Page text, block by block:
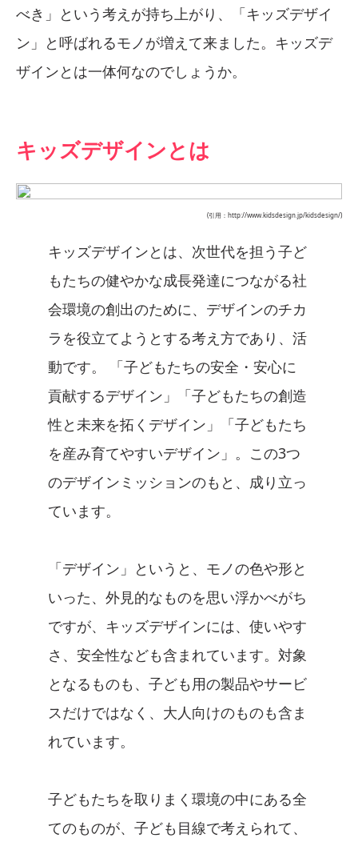
べき」という考えが持ち上がり、「キッズデザイ
ン」と呼ばれるモノが増えて来ました。キッズデ
ザインとは一体何なのでしょうか。
キッズデザインとは
(引用：http://www.kidsdesign.jp/kidsdesign/)
キッズデザインとは、次世代を担う子ど
もたちの健やかな成長発達につながる社
会環境の創出のために、デザインのチカ
ラを役立てようとする考え方であり、活
動です。 「子どもたちの安全・安心に
貢献するデザイン」「子どもたちの創造
性と未来を拓くデザイン」「子どもたち
を産み育てやすいデザイン」。この3つ
のデザインミッションのもと、成り立っ
ています。
「デザイン」というと、モノの色や形と
いった、外見的なものを思い浮かべがち
ですが、キッズデザインには、使いやす
さ、安全性なども含まれています。対象
となるものも、子ども用の製品やサービ
スだけではなく、大人向けのものも含ま
れています。
子どもたちを取りまく環境の中にある全
てのものが、子ども目線で考えられて、